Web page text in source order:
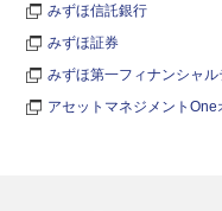
みずほ信託銀行
みずほ証券
みずほ第一フィナンシャ
アセットマネジメント